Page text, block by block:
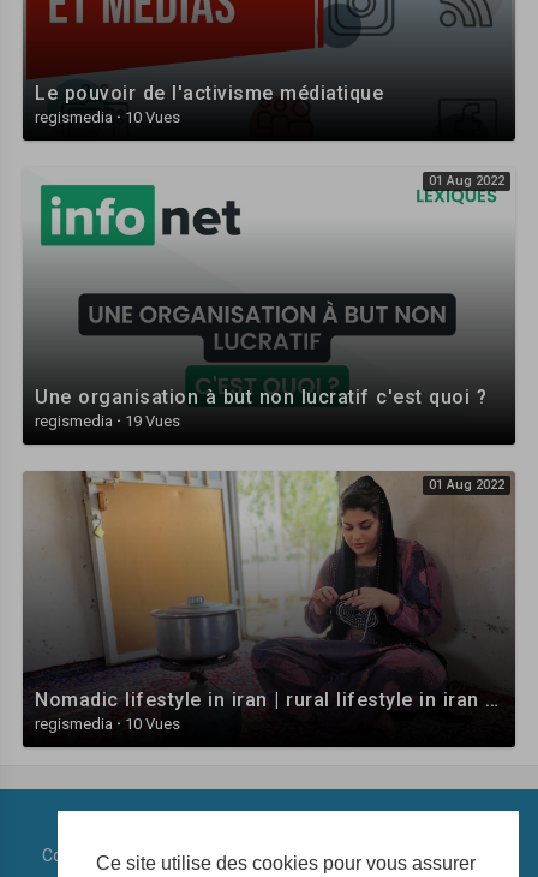
Ce site utilise des cookies pour vous assurer
Le pouvoir de l'activisme médiatique
regismedia · 10 Vues
01 Aug 2022
Une organisation à but non lucratif c'est quoi ?
regismedia · 19 Vues
01 Aug 2022
Nomadic lifestyle in iran | rural lifestyle in iran | daily routine village life in iran
regismedia · 10 Vues
Copyright © 2026 Regidia Play. Tous les droits sont réservés.